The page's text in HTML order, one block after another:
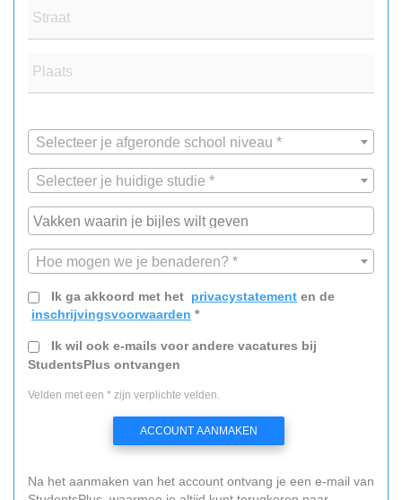
Straat
Plaats
Selecteer je afgeronde school niveau *
Selecteer je huidige studie *
Hoe mogen we je benaderen? *
Ik ga akkoord met het privacystatement en de
inschrijvingsvoorwaarden *
Ik wil ook e-mails voor andere vacatures bij
StudentsPlus ontvangen
Velden met een * zijn verplichte velden.
ACCOUNT AANMAKEN
Na het aanmaken van het account ontvang je een e-mail van